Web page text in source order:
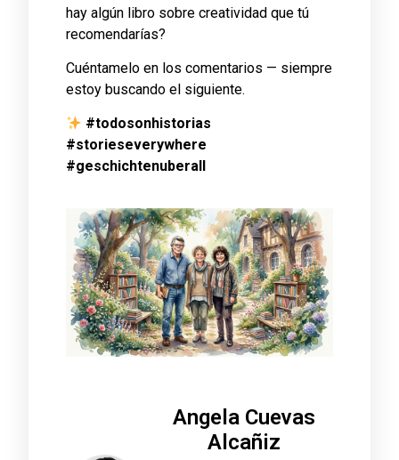
hay algún libro sobre creatividad que tú
recomendarías?
Cuéntamelo en los comentarios — siempre
estoy buscando el siguiente.
#todosonhistorias
#storieseverywhere
#geschichtenuberall
Angela Cuevas
Alcañiz